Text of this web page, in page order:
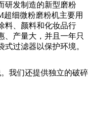
研发制造的新型磨粉
超细微粉磨粉机主要用
料、颜料和化妆品行
、产量大，并且一年只
过滤器以保护环境。
我们还提供独立的破碎